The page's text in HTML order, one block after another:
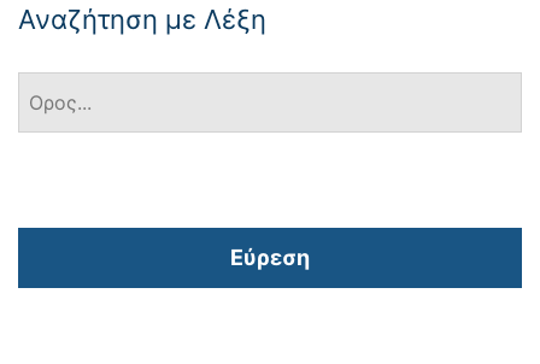
Αναζήτηση με Λέξη
Εύρεση